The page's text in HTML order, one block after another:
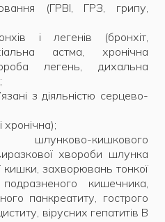
(ГРВІ, ГРЗ, грипу,
і легенів (бронхіт,
астма, хронічна
легень, дихальна
з діяльністю серцево-
хронічна);
кишкового
хвороби шлунка
кишки, захворювань тонкої
кишечника,
панкреатиту, гострого
вірусних гепатитів В